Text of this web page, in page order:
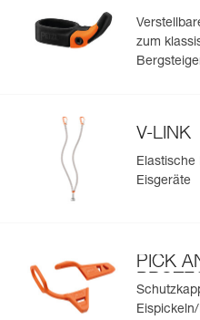
zum
V-LINK
Eisgeräte
PICK